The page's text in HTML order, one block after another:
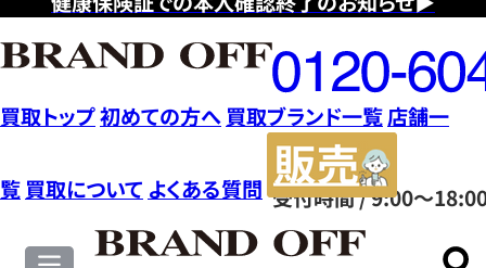
リ
ー
ダ
イ
ヤ
ル
0120604117
受付時間 / 9:00～
買取トップ初めての方へ 買取ブランド一覧店舗一
覧 買取について よくある質問
サ